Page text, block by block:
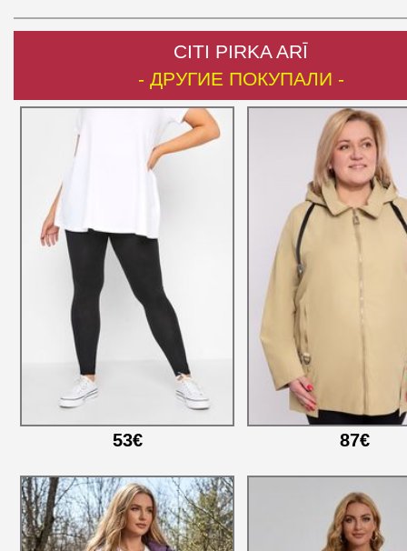
CITI PIRKA ARĪ
- ДРУГИЕ ПОКУПАЛИ -
53€ 87€